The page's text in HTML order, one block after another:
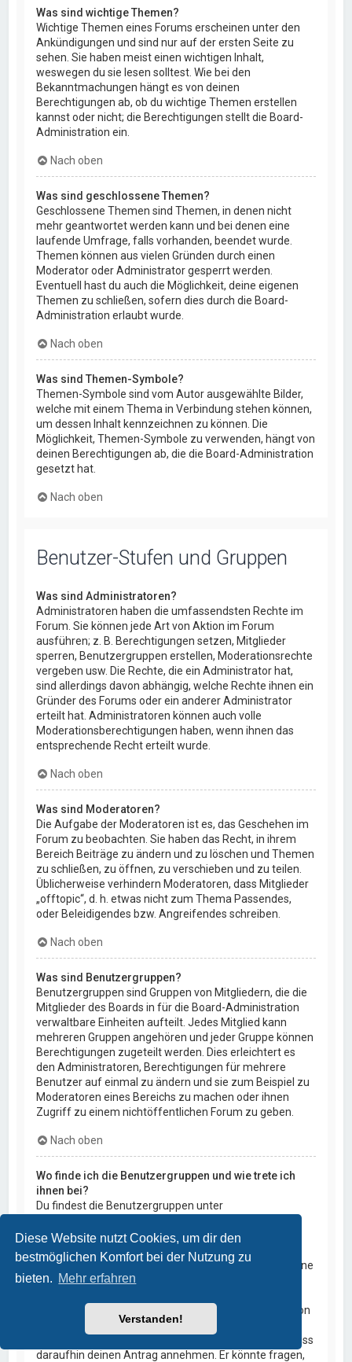
Diese Website nutzt Cookies, um dir den
bestmöglichen Komfort bei der Nutzung zu
bieten. Mehr erfahren
Verstanden!
Was sind wichtige Themen?
Wichtige Themen eines Forums erscheinen unter den
Ankündigungen und sind nur auf der ersten Seite zu
sehen. Sie haben meist einen wichtigen Inhalt,
weswegen du sie lesen solltest. Wie bei den
Bekanntmachungen hängt es von deinen
Berechtigungen ab, ob du wichtige Themen erstellen
kannst oder nicht; die Berechtigungen stellt die Board-
Administration ein.
Nach oben
Was sind geschlossene Themen?
Geschlossene Themen sind Themen, in denen nicht
mehr geantwortet werden kann und bei denen eine
laufende Umfrage, falls vorhanden, beendet wurde.
Themen können aus vielen Gründen durch einen
Moderator oder Administrator gesperrt werden.
Eventuell hast du auch die Möglichkeit, deine eigenen
Themen zu schließen, sofern dies durch die Board-
Administration erlaubt wurde.
Nach oben
Was sind Themen-Symbole?
Themen-Symbole sind vom Autor ausgewählte Bilder,
welche mit einem Thema in Verbindung stehen können,
um dessen Inhalt kennzeichnen zu können. Die
Möglichkeit, Themen-Symbole zu verwenden, hängt von
deinen Berechtigungen ab, die die Board-Administration
gesetzt hat.
Nach oben
Benutzer-Stufen und Gruppen
Was sind Administratoren?
Administratoren haben die umfassendsten Rechte im
Forum. Sie können jede Art von Aktion im Forum
ausführen; z. B. Berechtigungen setzen, Mitglieder
sperren, Benutzergruppen erstellen, Moderationsrechte
vergeben usw. Die Rechte, die ein Administrator hat,
sind allerdings davon abhängig, welche Rechte ihnen ein
Gründer des Forums oder ein anderer Administrator
erteilt hat. Administratoren können auch volle
Moderationsberechtigungen haben, wenn ihnen das
entsprechende Recht erteilt wurde.
Nach oben
Was sind Moderatoren?
Die Aufgabe der Moderatoren ist es, das Geschehen im
Forum zu beobachten. Sie haben das Recht, in ihrem
Bereich Beiträge zu ändern und zu löschen und Themen
zu schließen, zu öffnen, zu verschieben und zu teilen.
Üblicherweise verhindern Moderatoren, dass Mitglieder
„offtopic“, d. h. etwas nicht zum Thema Passendes,
oder Beleidigendes bzw. Angreifendes schreiben.
Nach oben
Was sind Benutzergruppen?
Benutzergruppen sind Gruppen von Mitgliedern, die die
Mitglieder des Boards in für die Board-Administration
verwaltbare Einheiten aufteilt. Jedes Mitglied kann
mehreren Gruppen angehören und jeder Gruppe können
Berechtigungen zugeteilt werden. Dies erleichtert es
den Administratoren, Berechtigungen für mehrere
Benutzer auf einmal zu ändern und sie zum Beispiel zu
Moderatoren eines Bereichs zu machen oder ihnen
Zugriff zu einem nichtöffentlichen Forum zu geben.
Nach oben
Wo finde ich die Benutzergruppen und wie trete ich
ihnen bei?
Du findest die Benutzergruppen unter
einer beitreten möchtest, kannst du dies mit der
entsprechenden Schaltfläche machen. Nicht alle
Gruppen sind allgemein offen. Einige erfordern erst eine
Freischaltung, andere können geschlossen sein und
kannst du ihr einfach durch die entsprechende Funktion
beitreten; verlangt die Gruppe eine Freischaltung, so
kannst du dich für sie bewerben. Ein Gruppenleiter muss
daraufhin deinen Antrag annehmen. Er könnte fragen,